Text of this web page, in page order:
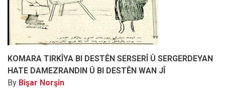
KOMARA TIRKÎYA BI DESTÊN SERSERÎ Û SERGERDEYAN
HATE DAMEZRANDIN Û BI DESTÊN WAN JÎ
By Bîşar Norşîn